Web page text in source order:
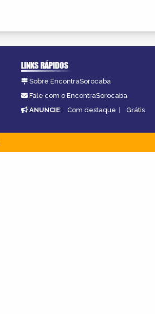
LINKS RÁPIDOS
Sobre EncontraSorocaba
Fale com o EncontraSorocaba
ANUNCIE: Com destaque | Grátis